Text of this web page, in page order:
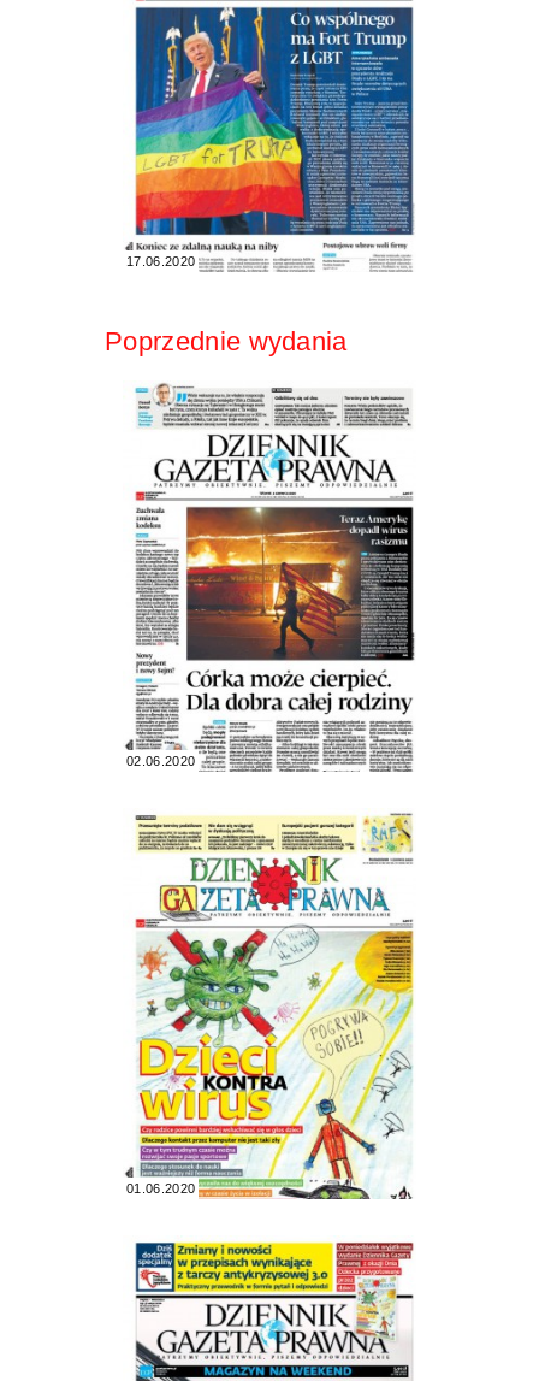
17.06.2020
Poprzednie wydania
02.06.2020
01.06.2020